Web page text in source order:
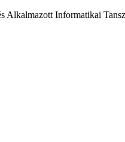
Alkalmazott Informatikai